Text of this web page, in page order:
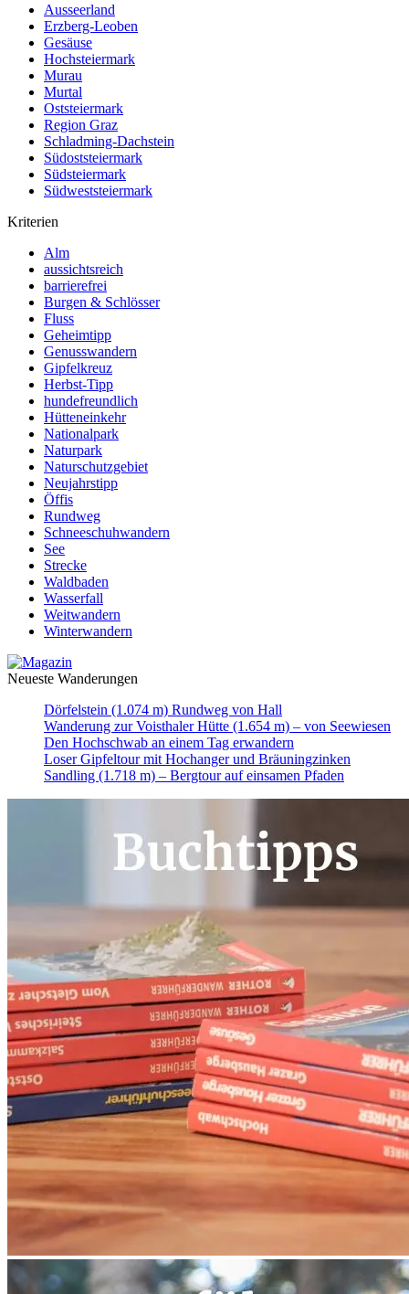
Ausseerland
Erzberg-Leoben
Gesäuse
Hochsteiermark
Murau
Murtal
Oststeiermark
Region Graz
Schladming-Dachstein
Südoststeiermark
Südsteiermark
Südweststeiermark
Kriterien
Alm
aussichtsreich
barrierefrei
Burgen & Schlösser
Fluss
Geheimtipp
Genusswandern
Gipfelkreuz
Herbst-Tipp
hundefreundlich
Hütteneinkehr
Nationalpark
Naturpark
Naturschutzgebiet
Neujahrstipp
Öffis
Rundweg
Schneeschuhwandern
See
Strecke
Waldbaden
Wasserfall
Weitwandern
Winterwandern
Neueste Wanderungen
Dörfelstein (1.074 m) Rundweg von Hall
Wanderung zur Voisthaler Hütte (1.654 m) – von Seewiesen
Den Hochschwab an einem Tag erwandern
Loser Gipfeltour mit Hochanger und Bräuningzinken
Sandling (1.718 m) – Bergtour auf einsamen Pfaden